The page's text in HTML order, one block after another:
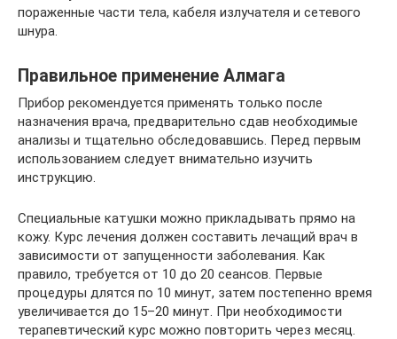
пораженные части тела, кабеля излучателя и сетевого
шнура.
Правильное применение Алмага
Прибор рекомендуется применять только после
назначения врача, предварительно сдав необходимые
анализы и тщательно обследовавшись. Перед первым
использованием следует внимательно изучить
инструкцию.
Специальные катушки можно прикладывать прямо на
кожу. Курс лечения должен составить лечащий врач в
зависимости от запущенности заболевания. Как
правило, требуется от 10 до 20 сеансов. Первые
процедуры длятся по 10 минут, затем постепенно время
увеличивается до 15–20 минут. При необходимости
терапевтический курс можно повторить через месяц.